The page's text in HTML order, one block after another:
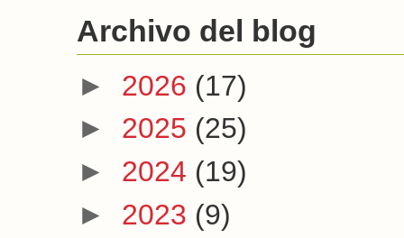
Archivo del blog
► 2026 (17)
► 2025 (25)
► 2024 (19)
► 2023 (9)